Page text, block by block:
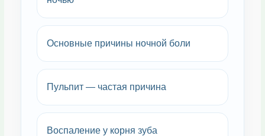
Основные причины ночной боли
Пульпит — частая причина
Воспаление у корня зуба